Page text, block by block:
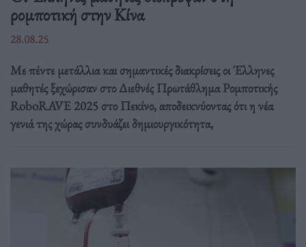
ρομποτική στην Κίνα
28.08.25
Με πέντε μετάλλια και σημαντικές διακρίσεις οι Έλληνες
μαθητές ξεχώρισαν στο Διεθνές Πρωτάθλημα Ρομποτικής
RoboRAVE 2025 στο Πεκίνο, αποδεικνύοντας ότι η νέα
γενιά της χώρας συνδυάζει δημιουργικότητα,